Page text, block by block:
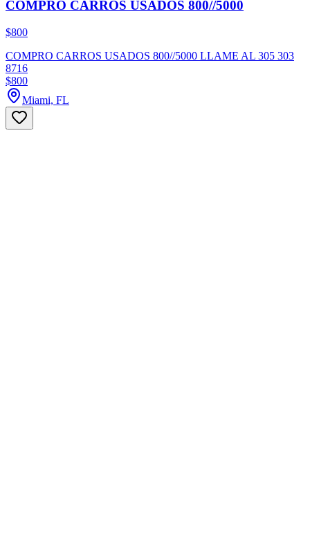
COMPRO CARROS USADOS 800//5000
$800
COMPRO CARROS USADOS 800//5000 LLAME AL 305 303
8716
$800
Miami, FL